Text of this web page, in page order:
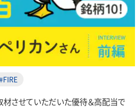
させていただいた優待＆高配当で